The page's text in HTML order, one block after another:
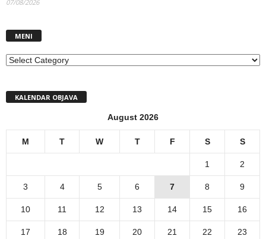
07/08/2026
MENI
MENI
KALENDAR OBJAVA
August 2026
M T W T F S S
1 2
3 4 5 6 7 8 9
10 11 12 13 14 15 16
17 18 19 20 21 22 23